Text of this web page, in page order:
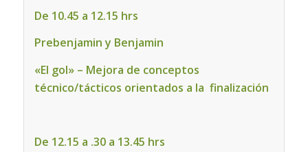
De 10.45 a 12.15 hrs
Prebenjamin y Benjamin
«El gol» – Mejora de conceptos
técnico/tácticos orientados a la finalización
De 12.15 a .30 a 13.45 hrs